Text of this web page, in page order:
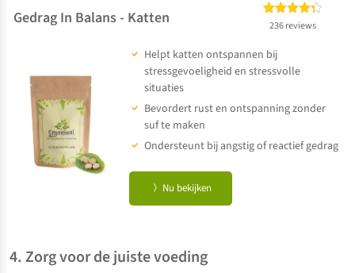
Gedrag In Balans - Katten
Gewaardeerd
gebaseerd
op
236
klant
236 reviews
Helpt katten ontspannen bij
stressgevoeligheid en stressvolle
situaties
Bevordert rust en ontspanning zonder
suf te maken
Ondersteunt bij angstig of reactief gedrag
Nu bekijken
4. Zorg voor de juiste voeding